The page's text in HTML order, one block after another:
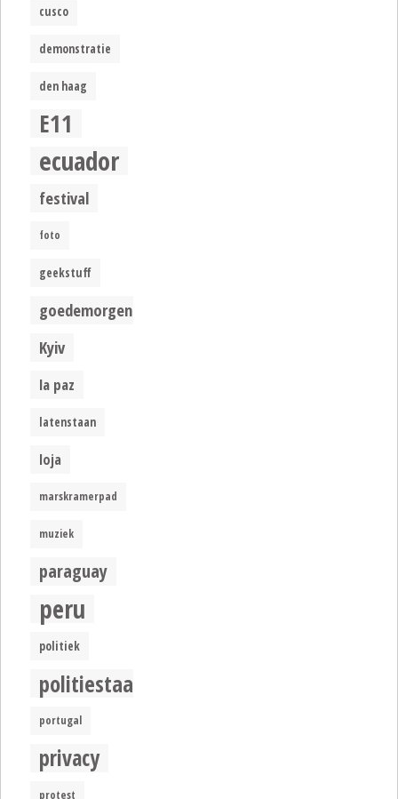
cusco
demonstratie
den haag
E11
ecuador
festival
foto
geekstuff
goedemorgen
Kyiv
la paz
latenstaan
loja
marskramerpad
muziek
paraguay
peru
politiek
politiestaat
portugal
privacy
protest